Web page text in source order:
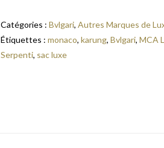
Catégories :Bvlgari,Autres Marques de
Étiquettes :monaco,karung,Bvlgari,MCA
Serpenti, sac luxe